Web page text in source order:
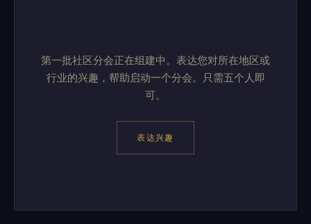
第一批社区分会正在组建中。表达您对所在地区或
行业的兴趣，帮助启动一个分会。只需五个人即
可。
表达兴趣